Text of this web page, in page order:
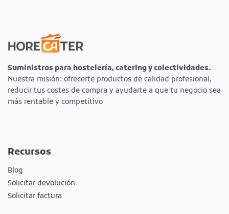
Suministros para hostelería, catering y colectividades.
Nuestra misión: ofrecerte productos de calidad profesional,
reducir tus costes de compra y ayudarte a que tu negocio sea
más rentable y competitivo
Recursos
Blog
Solicitar devolución
Solicitar factura